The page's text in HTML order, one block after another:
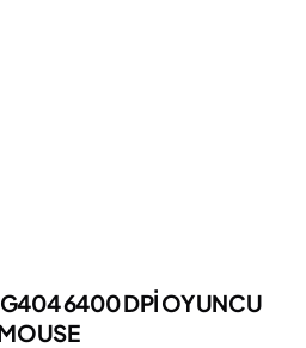
6400 DPİ OYUNCU